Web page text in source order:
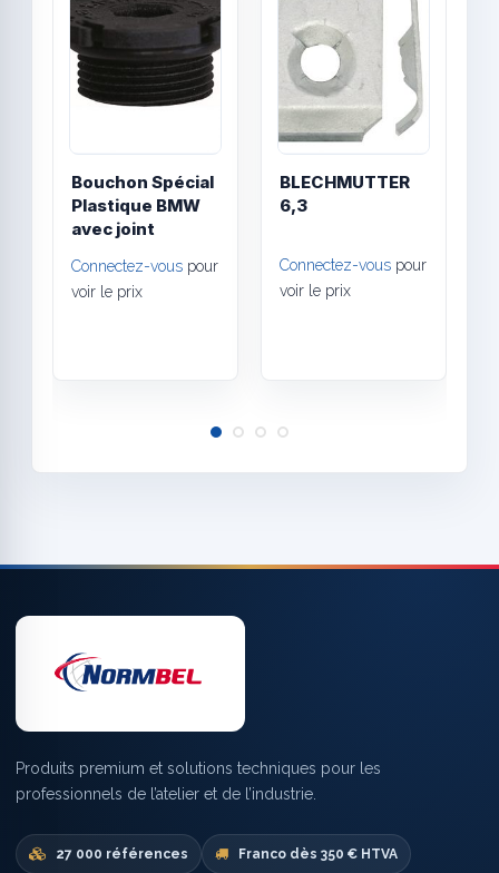
Bouchon Spécial
Plastique BMW
avec joint
Connectez-vous pour
voir le prix
BLECHMUTTER
6,3
Connectez-vous pour
voir le prix
Produits premium et solutions techniques pour les
professionnels de l’atelier et de l’industrie.
27 000 références Franco dès 350 € HTVA